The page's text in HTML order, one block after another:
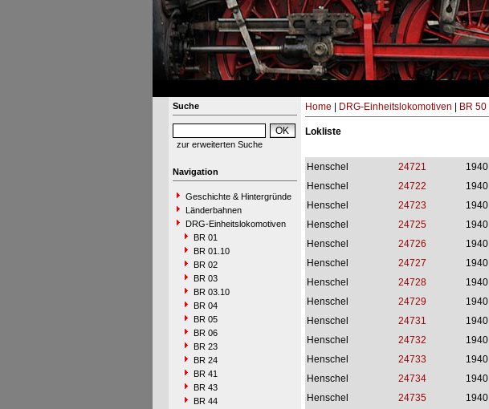
Suche
zur erweiterten Suche
Navigation
Geschichte & Hintergründe
Länderbahnen
DRG-Einheitslokomotiven
BR 01
BR 01.10
BR 02
BR 03
BR 03.10
BR 04
BR 05
BR 06
BR 23
BR 24
BR 41
BR 43
BR 44
Home DRG-Einheitslokomotiven BR 50|
Lokliste
Henschel 24721 1940
Henschel
24722 1940
Henschel
24723 1940
Henschel
24725 1940
Henschel
24726 1940
Henschel
24727 1940
Henschel
24728 1940
Henschel
24729 1940
Henschel
24731 1940
Henschel
24732 1940
Henschel
24733 1940
Henschel
24734 1940
Henschel
24735 1940